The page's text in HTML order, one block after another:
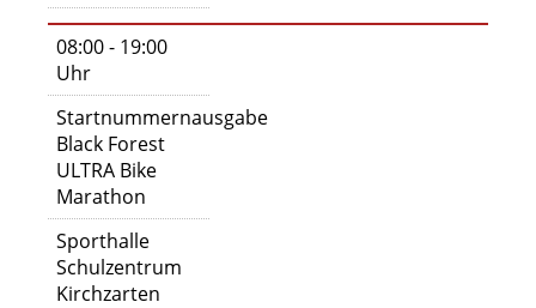
08:00 - 19:00
Uhr
Startnummernausgabe
Black Forest
ULTRA Bike
Marathon
Sporthalle
Schulzentrum
Kirchzarten